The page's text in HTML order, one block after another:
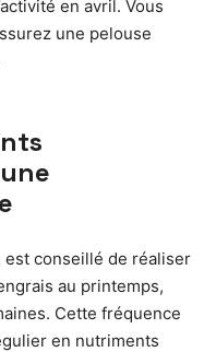
en avril. Vous
une pelouse
est conseillé de réaliser
au printemps,
Cette fréquence
en nutriments